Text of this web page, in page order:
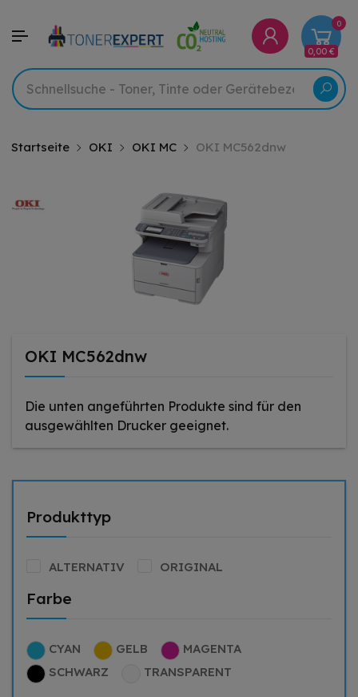
0
0,00 €
Startseite OKI OKI MC OKI MC562dnw
OKI MC562dnw
Die unten angeführten Produkte sind für den
ausgewählten Drucker geeignet.
Produkttyp
ALTERNATIV ORIGINAL
Farbe
CYAN GELB
MAGENTA
SCHWARZ
TRANSPARENT